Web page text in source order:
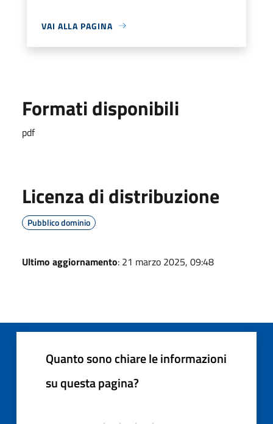
VAI ALLA PAGINA
Formati disponibili
pdf
Licenza di distribuzione
Pubblico dominio
Ultimo aggiornamento: 21 marzo 2025, 09:48
Quanto sono chiare le informazioni
su questa pagina?